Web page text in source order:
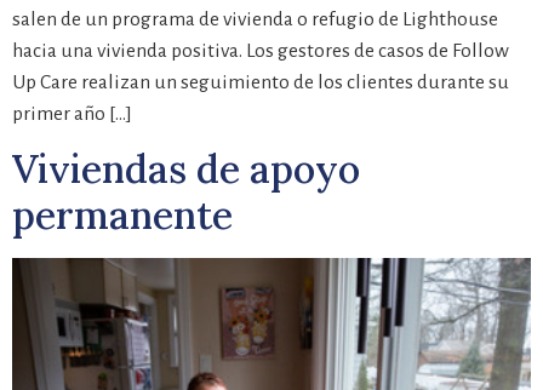
salen de un programa de vivienda o refugio de Lighthouse
hacia una vivienda positiva. Los gestores de casos de Follow
Up Care realizan un seguimiento de los clientes durante su
primer año […]
Viviendas de apoyo
permanente